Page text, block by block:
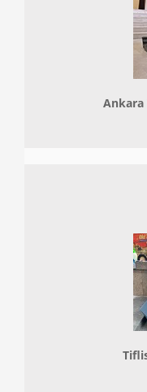
Ankara